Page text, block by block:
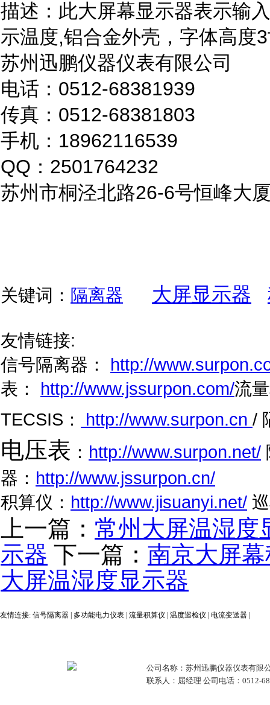
描述：此大屏幕显示器表示输
示温度,铝合金外壳，字体高度
苏州迅鹏仪器仪表有限公司
电话：0512-68381939
传真：0512-68381803
手机：18962116539
QQ：2501764232
苏州市桐泾北路26-6号恒峰大
关键词： 隔离器 大屏显示器
友情链接:
信号隔离器： http://
表： http://www.jssurpon.com/流
TECSIS：
http://www.surpon.cn /
电压表 ： http://www.surpon.net/
器： http://www.jssurpon.cn/
积算仪： http://www.jisuanyi.net/
上一篇： 常州大屏温湿度
示器 下一篇： 南京大屏
大屏温湿度显示器
友情连接: 信号隔离器 多功能电力仪表 流量积算仪 温度巡检仪 电流变送器
公司名称：苏州迅鹏仪器仪表有限
联系人：屈经理 公司电话：0512-